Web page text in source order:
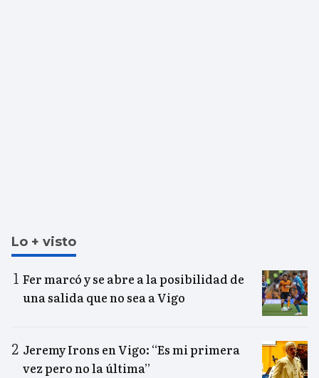
Lo + visto
Fer marcó y se abre a la posibilidad de
una salida que no sea a Vigo
Jeremy Irons en Vigo: “Es mi primera
vez pero no la última”